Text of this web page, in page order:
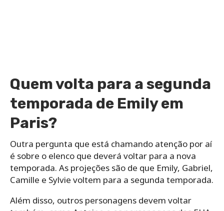
Quem volta para a segunda
temporada de Emily em
Paris?
Outra pergunta que está chamando atenção por aí
é sobre o elenco que deverá voltar para a nova
temporada. As projeções são de que Emily, Gabriel,
Camille e Sylvie voltem para a segunda temporada.
Além disso, outros personagens devem voltar